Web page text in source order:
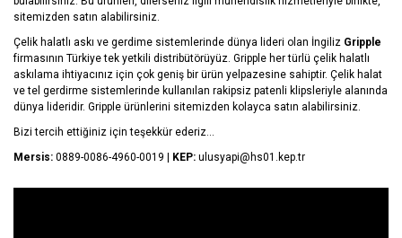
sitemizden satın alabilirsiniz.
Çelik halatlı askı ve gerdime sistemlerinde dünya lideri olan İngiliz Gripple
firmasının Türkiye tek yetkili distribütörüyüz. Gripple her türlü çelik halatlı
askılama ihtiyacınız için çok geniş bir ürün yelpazesine sahiptir. Çelik halat
ve tel gerdirme sistemlerinde kullanılan rakipsiz patenli klipsleriyle alanında
dünya lideridir. Gripple ürünlerini sitemizden kolayca satın alabilirsiniz.
Bizi tercih ettiğiniz için teşekkür ederiz...
Mersis: 0889-0086-4960-0019 | KEP: ulusyapi@hs01.kep.tr